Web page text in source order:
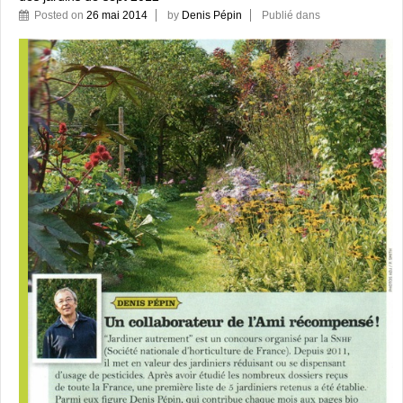
Posted on 26 mai 2014 by Denis Pépin Publié dans